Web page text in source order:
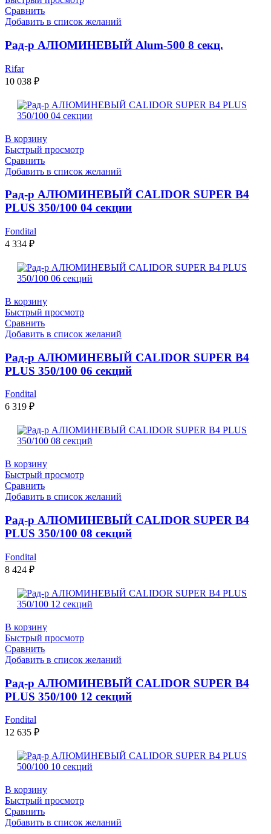
Сравнить
Добавить в список желаний
Рад-р АЛЮМИНЕВЫЙ Alum-500 8 секц.
Rifar
10 038 ₽
В корзину
Быстрый просмотр
Сравнить
Добавить в список желаний
Рад-р АЛЮМИНЕВЫЙ CALIDOR SUPER B4
PLUS 350/100 04 секции
Fondital
4 334 ₽
В корзину
Быстрый просмотр
Сравнить
Добавить в список желаний
Рад-р АЛЮМИНЕВЫЙ CALIDOR SUPER B4
PLUS 350/100 06 секций
Fondital
6 319 ₽
В корзину
Быстрый просмотр
Сравнить
Добавить в список желаний
Рад-р АЛЮМИНЕВЫЙ CALIDOR SUPER B4
PLUS 350/100 08 секций
Fondital
8 424 ₽
В корзину
Быстрый просмотр
Сравнить
Добавить в список желаний
Рад-р АЛЮМИНЕВЫЙ CALIDOR SUPER B4
PLUS 350/100 12 секций
Fondital
12 635 ₽
В корзину
Быстрый просмотр
Сравнить
Добавить в список желаний